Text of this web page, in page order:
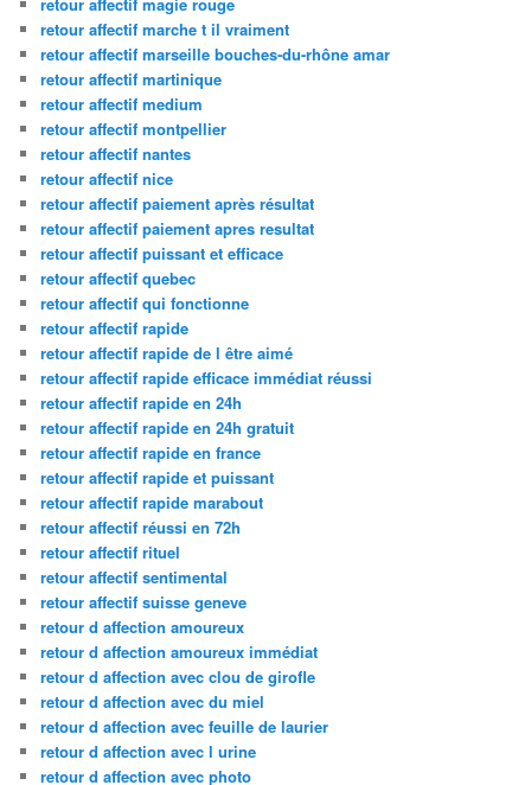
retour affectif magie rouge
retour affectif marche t il vraiment
retour affectif marseille bouches-du-rhône amar
retour affectif martinique
retour affectif medium
retour affectif montpellier
retour affectif nantes
retour affectif nice
retour affectif paiement après résultat
retour affectif paiement apres resultat
retour affectif puissant et efficace
retour affectif quebec
retour affectif qui fonctionne
retour affectif rapide
retour affectif rapide de l être aimé
retour affectif rapide efficace immédiat réussi
retour affectif rapide en 24h
retour affectif rapide en 24h gratuit
retour affectif rapide en france
retour affectif rapide et puissant
retour affectif rapide marabout
retour affectif réussi en 72h
retour affectif rituel
retour affectif sentimental
retour affectif suisse geneve
retour d affection amoureux
retour d affection amoureux immédiat
retour d affection avec clou de girofle
retour d affection avec du miel
retour d affection avec feuille de laurier
retour d affection avec l urine
retour d affection avec photo